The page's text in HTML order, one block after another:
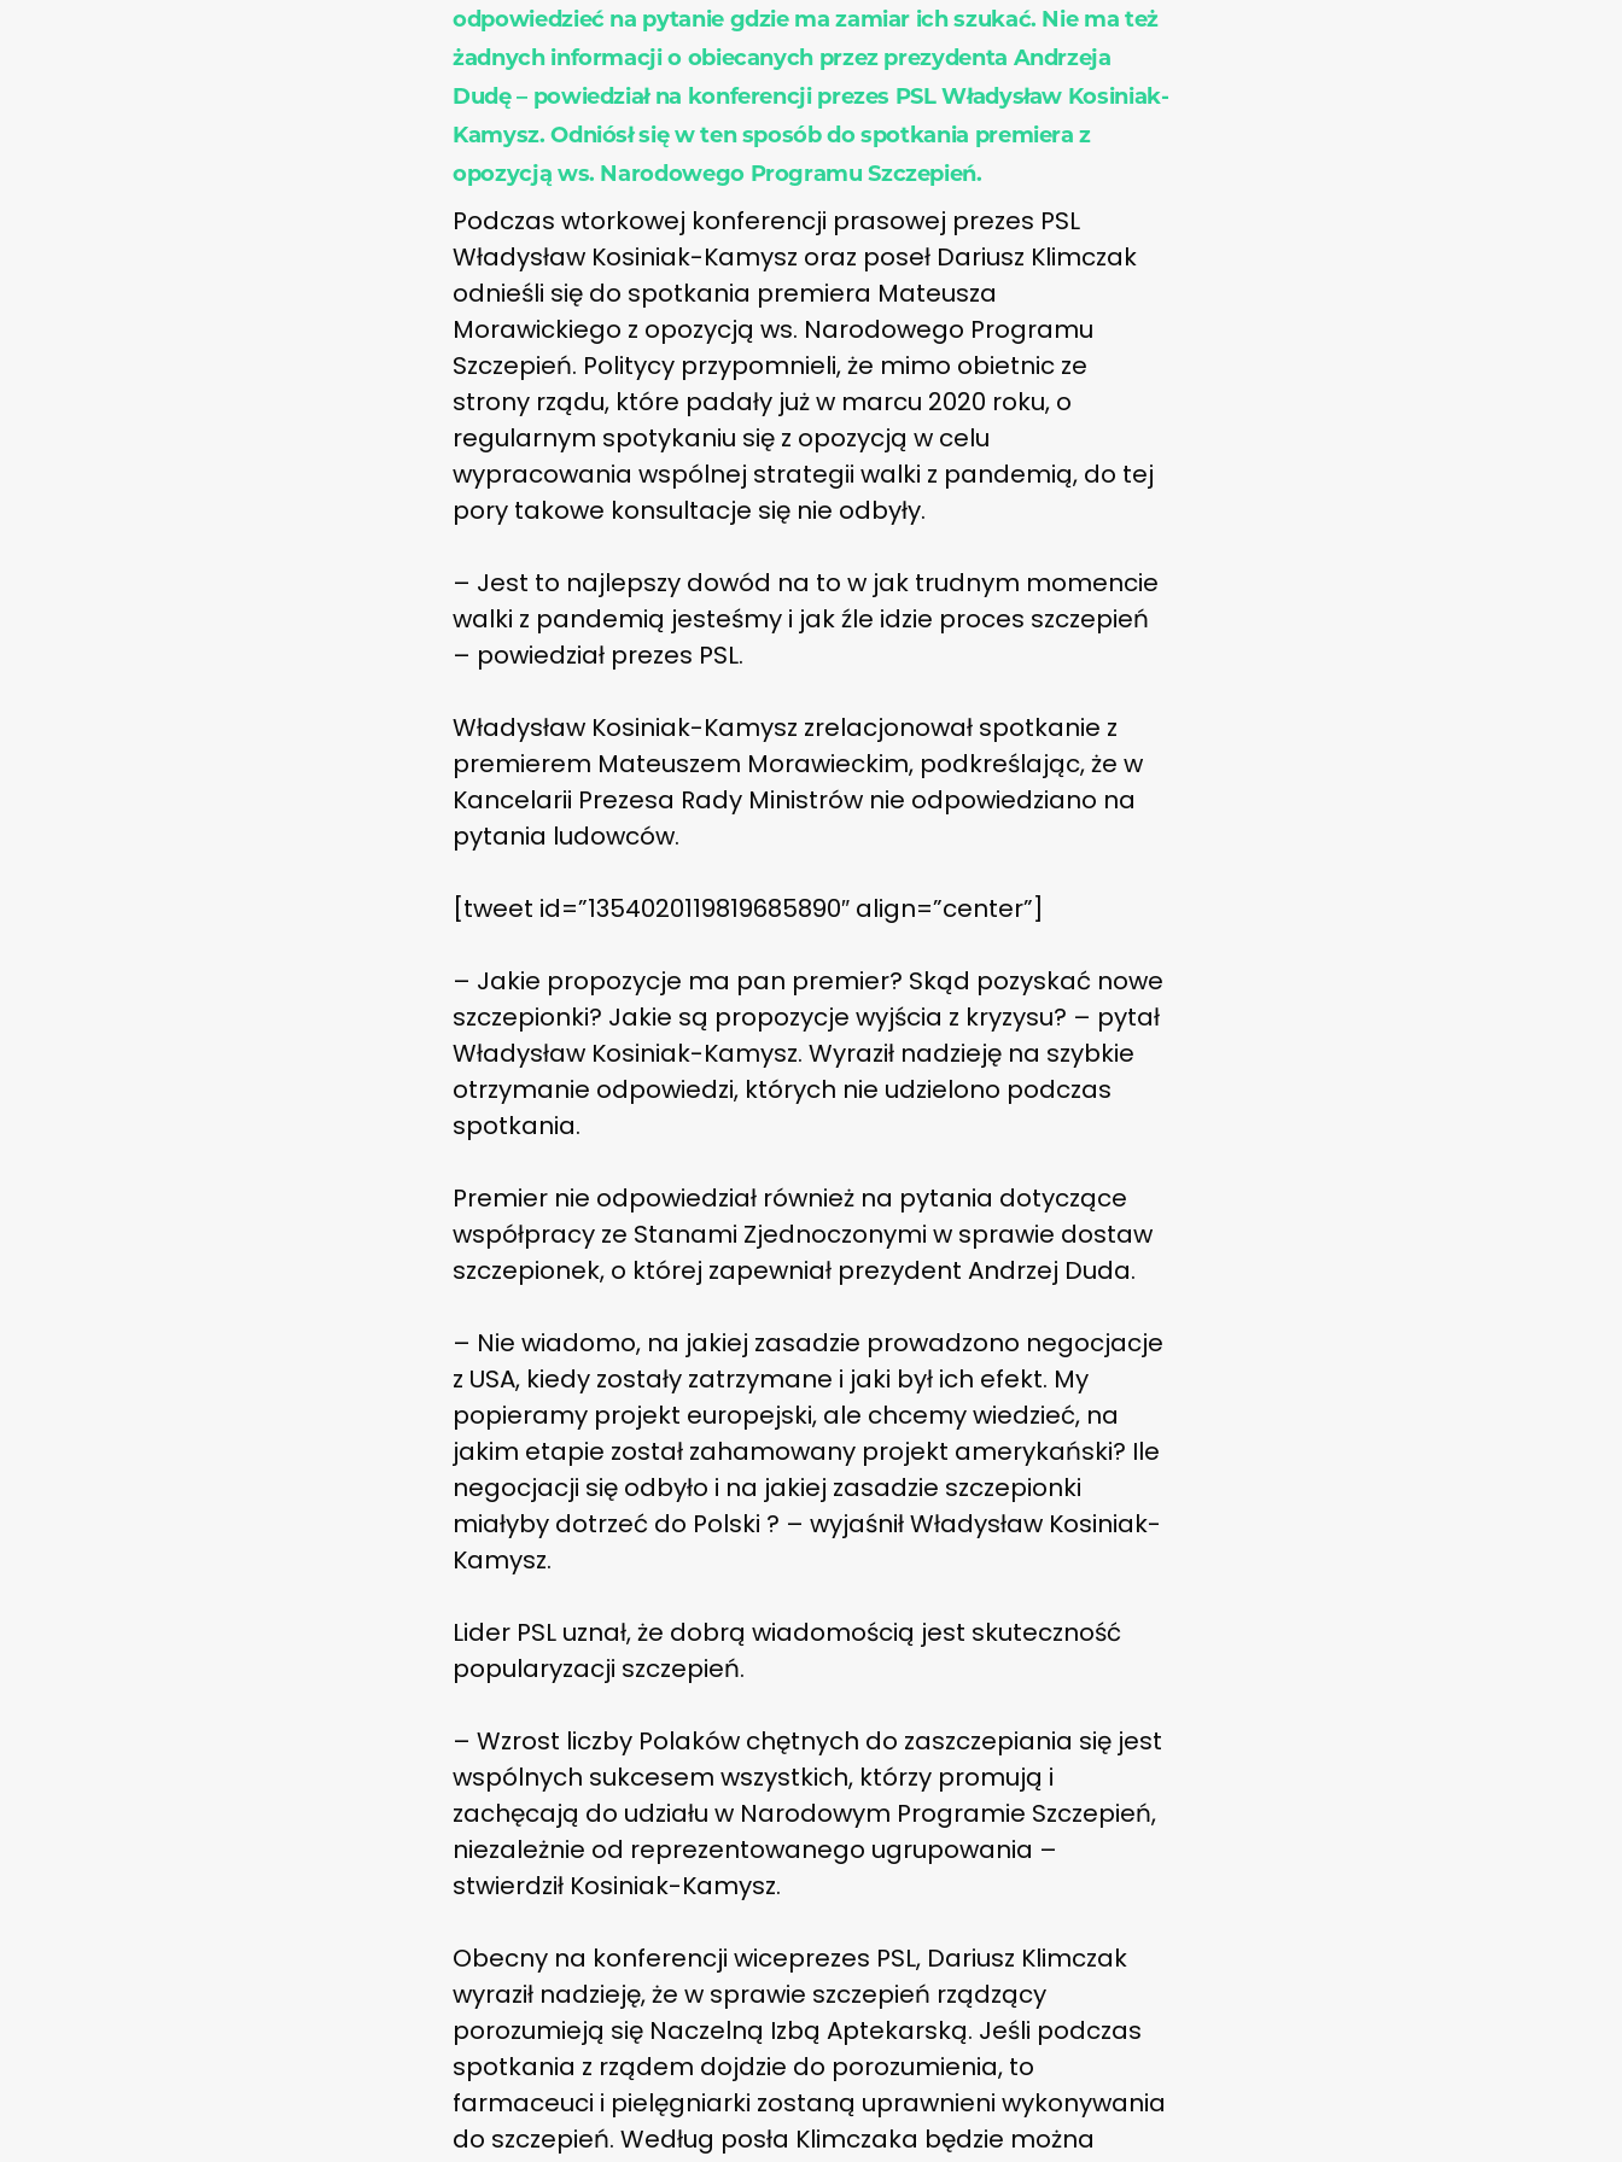
odpowiedzieć na pytanie gdzie ma zamiar ich szukać. Nie ma też
żadnych informacji o obiecanych przez prezydenta Andrzeja
Dudę – powiedział na konferencji prezes PSL Władysław Kosiniak-
Kamysz. Odniósł się w ten sposób do spotkania premiera z
opozycją ws. Narodowego Programu Szczepień.
Podczas wtorkowej konferencji prasowej prezes PSL
Władysław Kosiniak-Kamysz oraz poseł Dariusz Klimczak
odnieśli się do spotkania premiera Mateusza
Morawickiego z opozycją ws. Narodowego Programu
Szczepień. Politycy przypomnieli, że mimo obietnic ze
strony rządu, które padały już w marcu 2020 roku, o
regularnym spotykaniu się z opozycją w celu
wypracowania wspólnej strategii walki z pandemią, do tej
pory takowe konsultacje się nie odbyły.
– Jest to najlepszy dowód na to w jak trudnym momencie
walki z pandemią jesteśmy i jak źle idzie proces szczepień
– powiedział prezes PSL.
Władysław Kosiniak-Kamysz zrelacjonował spotkanie z
premierem Mateuszem Morawieckim, podkreślając, że w
Kancelarii Prezesa Rady Ministrów nie odpowiedziano na
pytania ludowców.
[tweet id=”1354020119819685890″ align=”center”]
– Jakie propozycje ma pan premier? Skąd pozyskać nowe
szczepionki? Jakie są propozycje wyjścia z kryzysu? – pytał
Władysław Kosiniak-Kamysz. Wyraził nadzieję na szybkie
otrzymanie odpowiedzi, których nie udzielono podczas
spotkania.
Premier nie odpowiedział również na pytania dotyczące
współpracy ze Stanami Zjednoczonymi w sprawie dostaw
szczepionek, o której zapewniał prezydent Andrzej Duda.
– Nie wiadomo, na jakiej zasadzie prowadzono negocjacje
z USA, kiedy zostały zatrzymane i jaki był ich efekt. My
popieramy projekt europejski, ale chcemy wiedzieć, na
jakim etapie został zahamowany projekt amerykański? Ile
negocjacji się odbyło i na jakiej zasadzie szczepionki
miałyby dotrzeć do Polski ? – wyjaśnił Władysław Kosiniak-
Kamysz.
Lider PSL uznał, że dobrą wiadomością jest skuteczność
popularyzacji szczepień.
– Wzrost liczby Polaków chętnych do zaszczepiania się jest
wspólnych sukcesem wszystkich, którzy promują i
zachęcają do udziału w Narodowym Programie Szczepień,
niezależnie od reprezentowanego ugrupowania –
stwierdził Kosiniak-Kamysz.
Obecny na konferencji wiceprezes PSL, Dariusz Klimczak
wyraził nadzieję, że w sprawie szczepień rządzący
porozumieją się Naczelną Izbą Aptekarską. Jeśli podczas
spotkania z rządem dojdzie do porozumienia, to
farmaceuci i pielęgniarki zostaną uprawnieni wykonywania
do szczepień. Według posła Klimczaka będzie można